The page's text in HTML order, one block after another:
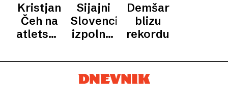
Kristjan
Čeh na
atletskem
v
Sijajni
Slovenci
izpolnili
cilj
Demšar
blizu
rekordu